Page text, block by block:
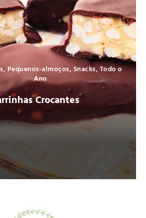
, Pequenos-almoços, Snacks,Todo o
Ano
Crocantes